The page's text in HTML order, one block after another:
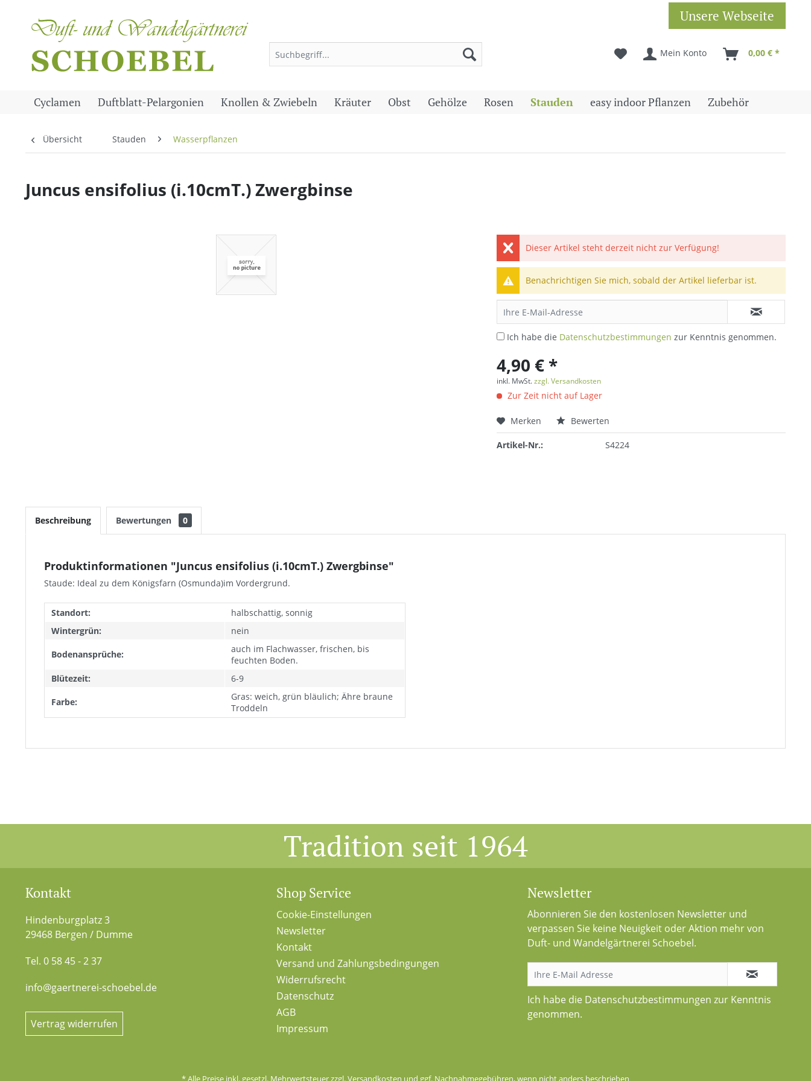
Unsere Webseite
Mein Konto 0,00 € *
Cyclamen Duftblatt-Pelargonien Knollen & Zwiebeln Kräuter Obst Gehölze Rosen Stauden easy indoor Pflanzen Zubehör
Übersicht Stauden Wasserpflanzen
Juncus ensifolius (i.10cmT.) Zwergbinse
Dieser Artikel steht derzeit nicht zur Verfügung!
Benachrichtigen Sie mich, sobald der Artikel lieferbar ist.
Ich habe die Datenschutzbestimmungen zur Kenntnis genommen.
4,90 € *
inkl. MwSt.zzgl. Versandkosten
Zur Zeit nicht auf Lager
Merken Bewerten
Artikel-Nr.: S4224
Beschreibung Bewertungen 0
Produktinformationen "Juncus ensifolius (i.10cmT.) Zwergbinse"
Staude: Ideal zu dem Königsfarn (Osmunda)im Vordergrund.
Standort:
halbschattig, sonnig
Wintergrün:
nein
Bodenansprüche:
auch im Flachwasser, frischen, bis
feuchten Boden.
Blütezeit:
6-9
Farbe:
Gras: weich, grün bläulich; Ähre braune
Troddeln
Tradition seit 1964
Kontakt
Hindenburgplatz 3
29468 Bergen / Dumme
Tel. 0 58 45 - 2 37
info@gaertnerei-schoebel.de
Vertrag widerrufen
Shop Service
Cookie-Einstellungen
Newsletter
Kontakt
Versand und Zahlungsbedingungen
Widerrufsrecht
Datenschutz
AGB
Impressum
Newsletter
Abonnieren Sie den kostenlosen Newsletter und
verpassen Sie keine Neuigkeit oder Aktion mehr von
Duft- und Wandelgärtnerei Schoebel.
Ich habe die Datenschutzbestimmungen zur Kenntnis
genommen.
* Alle Preise inkl. gesetzl. Mehrwertsteuer zzgl.Versandkosten und ggf. Nachnahmegebühren, wenn nicht anders beschrieben